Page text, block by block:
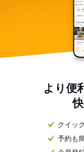
より便
クイッ
予約も